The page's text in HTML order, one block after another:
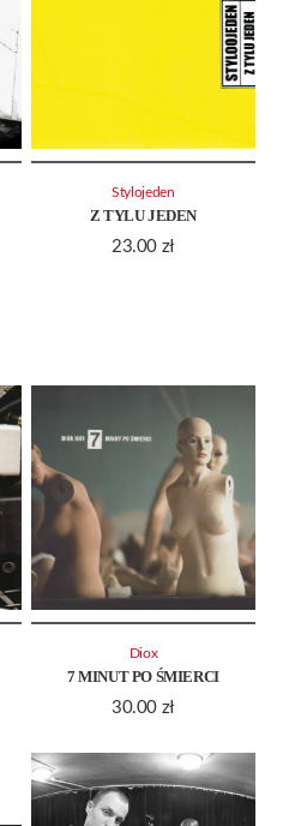
Z TYLU JEDEN
23.00 zł
Stylojeden
7 MINUT PO ŚMIERCI
30.00 zł
Diox